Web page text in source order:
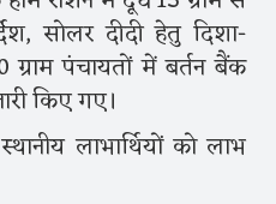
सोलर दीदी हेतु दिशा-
ग्राम पंचायतों में बर्तन बैंक
किए गए।
लाभार्थियों को लाभ